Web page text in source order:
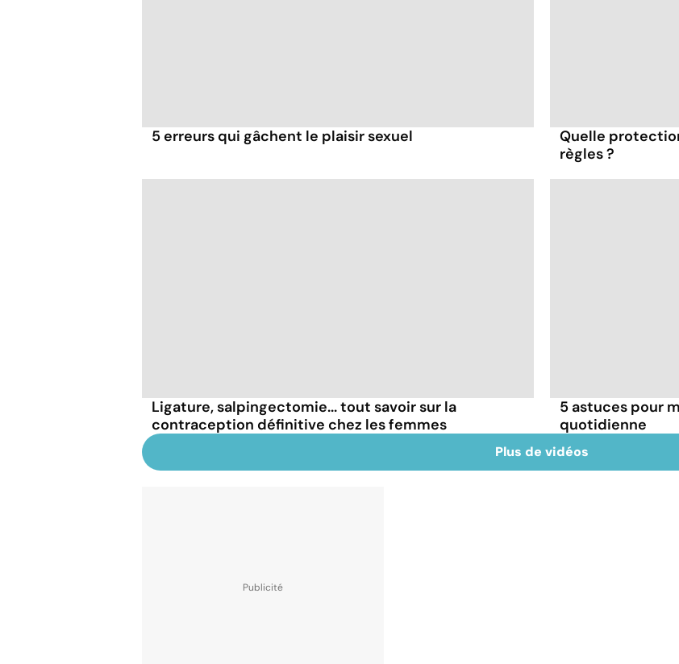
5 erreurs qui gâchent le plaisir sexuel
Quelle
règles ?
Ligature, salpingectomie... tout savoir sur la
contraception définitive chez les femmes
5 astuces pour
quotidienne
Plus de vidéos